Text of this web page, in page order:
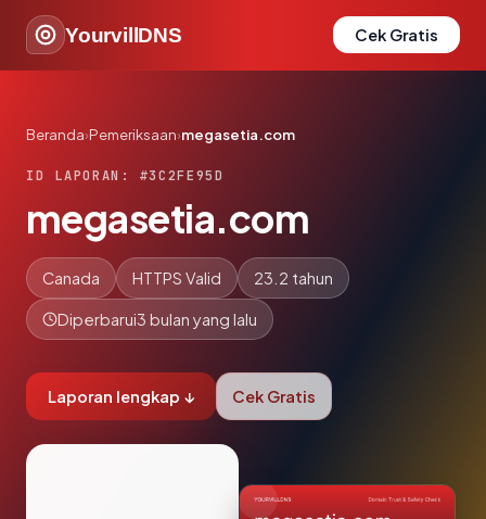
YourvillDNS Cek Gratis
Beranda›Pemeriksaan›megasetia.com
ID LAPORAN: #3C2FE95D
megasetia.com
Canada HTTPS Valid 23.2 tahun
Diperbarui3 bulan yang lalu
Laporan lengkap ↓ Cek Gratis